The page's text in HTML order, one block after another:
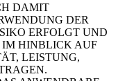
DAMIT
DER
ERFOLGT UND
IM HINBLICK AUF
LEISTUNG,